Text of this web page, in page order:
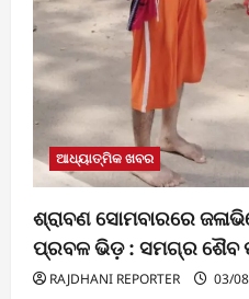
ଆଧ୍ୟାତ୍ମିକ ଖବର
ଶ୍ରାବଣ ସୋମବାରରେ
ପ୍ରବଳ ଭିଡ଼ : ସମଗ୍ର ଶୈବ
RAJDHANI REPORTER 03/